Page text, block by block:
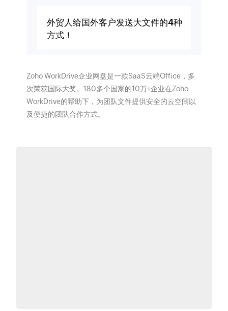
外贸人给国外客户发送大文件的4种
方式！
Zoho WorkDrive企业网盘是一款SaaS云端Office，多
次荣获国际大奖。180多个国家的10万+企业在Zoho
WorkDrive的帮助下，为团队文件提供安全的云空间以
及便捷的团队合作方式。